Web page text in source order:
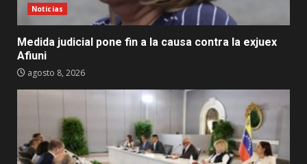
Noticias
Medida judicial pone fin a la causa contra la exjuex
Afiuni
agosto 8, 2026